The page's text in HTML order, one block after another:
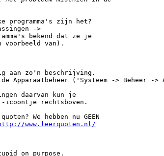
programma's zijn het?
->
bekend dat ze je
voorbeeld van).
aan zo'n beschrijving.
Apparaatbeheer ('Systeem -> Beheer -
daarvan kun je
icoontje rechtsboven.
We hebben nu GEEN
www.leerquoten.nl/
on purpose.